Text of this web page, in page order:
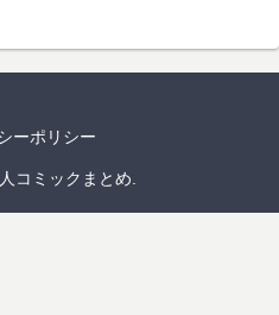
ーポリシー
コミックまとめ.